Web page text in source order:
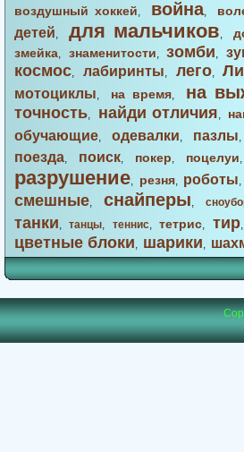
воздушный хоккей, война,
детей, для мальчиков,
змейка, знаменитости,зомби,
космос, лабиринты, лего,
мотоциклы, на время, на
точность, найди отличия,
обучающие, одевалки, пазлы
поезда, поиск, покер, поцелуи
разрушение, резня, роботы,
смешные, снайперы,
танки,танцы, теннис,тетрис, тир
цветные блоки, шарики,